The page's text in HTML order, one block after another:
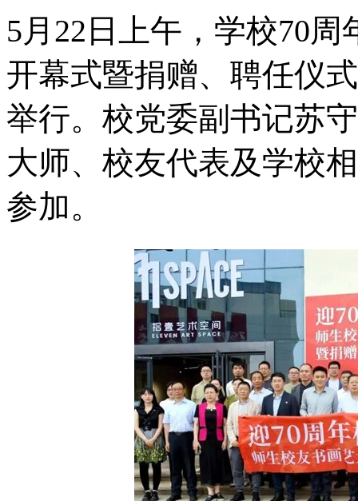
5月22日上午，学校70
开幕式暨捐赠、聘任仪
举行。校党委副书记苏
大师、校友代表及学校
参加。